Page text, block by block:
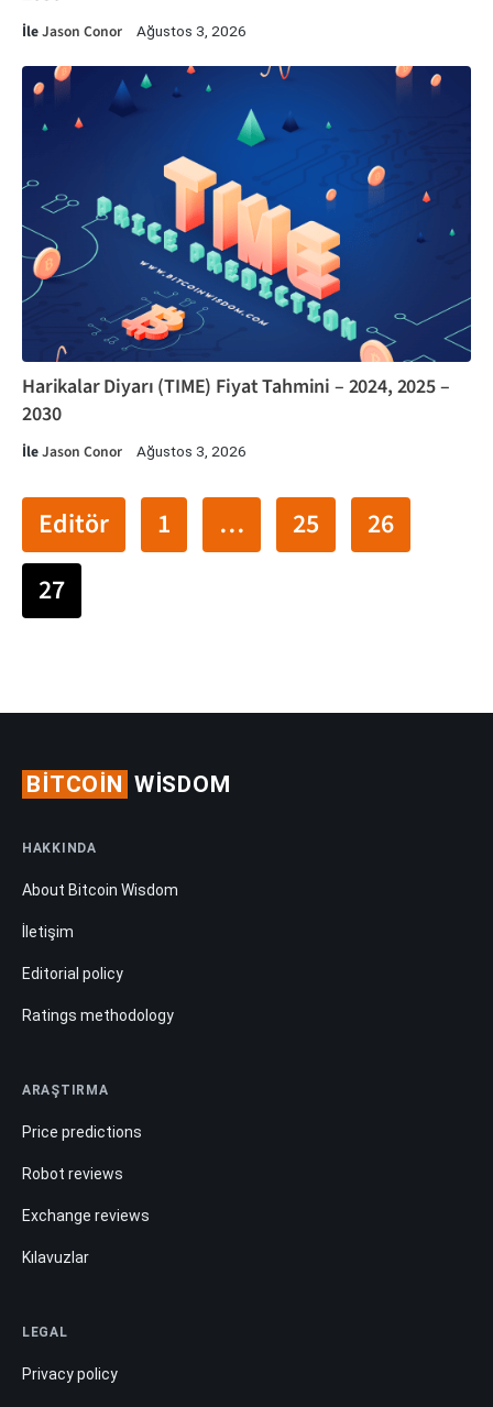
İleJason Conor Ağustos 3, 2026
Harikalar Diyarı (TIME) Fiyat Tahmini – 2024, 2025 –
2030
İleJason Conor Ağustos 3, 2026
Editör 1 … 25
26
27
BITCOIN WISDOM
HAKKINDA
About Bitcoin Wisdom
İletişim
Editorial policy
Ratings methodology
ARAŞTIRMA
Price predictions
Robot reviews
Exchange reviews
Kılavuzlar
LEGAL
Privacy policy